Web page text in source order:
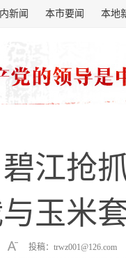
新闻 本市要闻 本地
江抢
玉米
投稿：trwz001@126.com